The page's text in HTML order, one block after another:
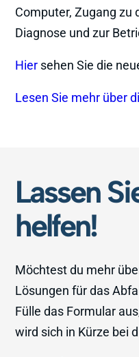
Computer, Zugang zu
Diagnose und zur
Hier sehen Sie die
Lesen Sie mehr über
Lassen
helfen!
Möchtest du mehr
Lösungen für das
Fülle das Formular
wird sich in Kürze bei